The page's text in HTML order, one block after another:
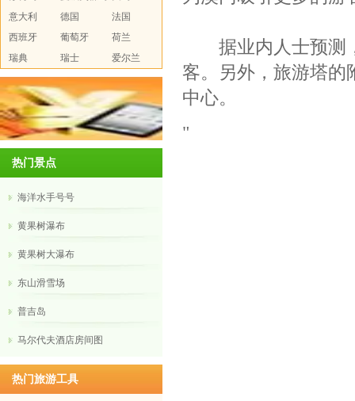
意大利
德国
法国
西班牙
葡萄牙
荷兰
瑞典
瑞士 爱尔兰
热门景点
海洋水手号号
黄果树瀑布
黄果树大瀑布
东山滑雪场
普吉岛
马尔代夫酒店房间图
热门旅游工具
据业内人士预测，
客。另外，旅游塔的
中心。
"